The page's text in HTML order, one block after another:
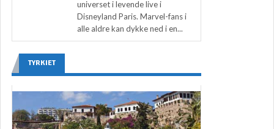
universet i levende live i
Disneyland Paris. Marvel-fans i
alle aldre kan dykke ned i en...
TYRKIET